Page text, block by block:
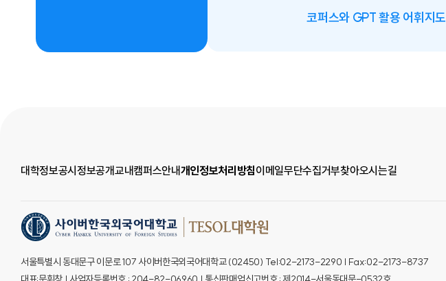
코퍼스와 GPT 활용 어휘지도
대학정보공시정보공개교내캠퍼스안내개인정보처리방침이메일무단수집거부찾아오시는길
서울특별시 동대문구 이문로 107 사이버한국외국어대학교 (02450) Tel:02-2173-2290 | Fax:02-2173-8737